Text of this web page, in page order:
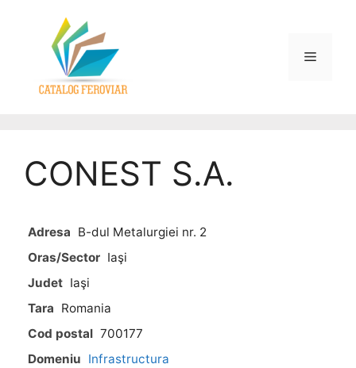
CONEST S.A.
Adresa B-dul Metalurgiei nr. 2
Oras/Sector Iaşi
Judet Iaşi
Tara Romania
Cod postal 700177
Domeniu Infrastructura